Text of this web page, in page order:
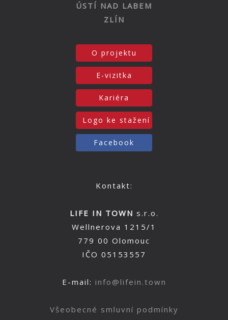
ÚSTÍ NAD LABEM
ZLÍN
O projektu
E-vizitka
Kariéra
Logo ke stažení
Facebook
Kontakt:
LIFE IN TOWN s.r.o.
Wellnerova 1215/1
779 00 Olomouc
IČO 05153557
E-mail: info@lifein.town
Všeobecné smluvní podmínky